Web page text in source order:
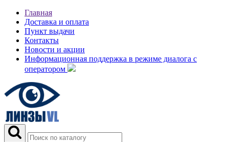
Главная
Доставка и оплата
Пункт выдачи
Контакты
Новости и акции
Информационная поддержка в режиме диалога с
оператором